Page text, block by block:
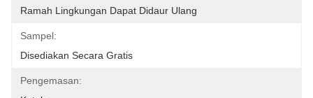
Ramah Lingkungan Dapat Didaur Ulang
Sampel:
Disediakan Secara Gratis
Pengemasan: